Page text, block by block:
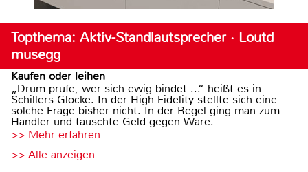
Topthema: Aktiv-Standlautsprecher · Loutd
musegg
Kaufen oder leihen
„Drum prüfe, wer sich ewig bindet ...“ heißt es in
Schillers Glocke. In der High Fidelity stellte sich eine
solche Frage bisher nicht. In der Regel ging man zum
Händler und tauschte Geld gegen Ware.
>> Mehr erfahren
>> Alle anzeigen